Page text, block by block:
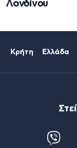
Λονδίνου
Κρήτη Ελλάδα